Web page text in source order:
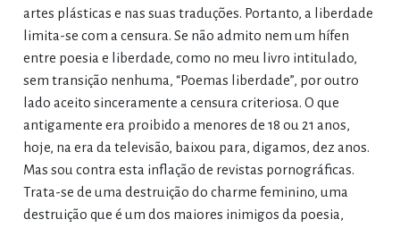
artes plásticas e nas suas traduções. Portanto, a liberdade
limita-se com a censura. Se não admito nem um hífen
entre poesia e liberdade, como no meu livro intitulado,
sem transição nenhuma, “Poemas liberdade”, por outro
lado aceito sinceramente a censura criteriosa. O que
antigamente era proibido a menores de 18 ou 21 anos,
hoje, na era da televisão, baixou para, digamos, dez anos.
Mas sou contra esta inflação de revistas pornográficas.
Trata-se de uma destruição do charme feminino, uma
destruição que é um dos maiores inimigos da poesia,